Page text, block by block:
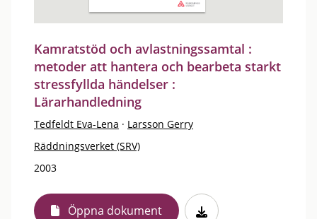
Kamratstöd och avlastningssamtal :
metoder att hantera och bearbeta starkt
stressfyllda händelser :
Lärarhandledning
Tedfeldt Eva-Lena · Larsson Gerry
Räddningsverket (SRV)
2003
Öppna dokument